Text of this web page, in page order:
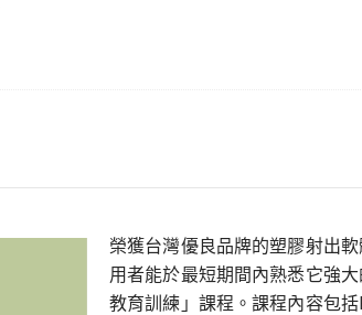
榮獲台灣優良品牌的塑膠射出
用者能於最短期間內熟悉它強
教育訓練」課程。課程內容包